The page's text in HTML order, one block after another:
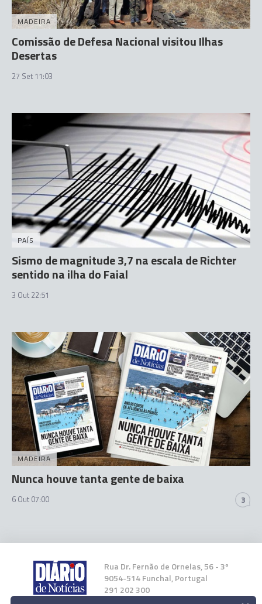
MADEIRA
Comissão de Defesa Nacional visitou Ilhas
Desertas
27 Set 11:03
PAÍS
Sismo de magnitude 3,7 na escala de Richter
sentido na ilha do Faial
3 Out 22:51
MADEIRA
Nunca houve tanta gente de baixa
6 Out 07:00 3
Rua Dr. Fernão de Ornelas, 56 - 3º
9054-514 Funchal, Portugal
291 202 300